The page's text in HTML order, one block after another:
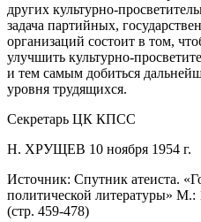
других культурно-
задача партийных,
организаций состоит в том,
улучшить культурно-
и тем самым добиться
уровня трудящихся.
Секретарь ЦК КПСС
Н. ХРУЩЕВ 10 ноября 1954 г.
Источник: Спутник атеиста.
политической литературы»
(стр. 459-478)